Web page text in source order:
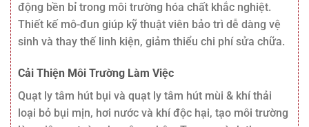
động bền bỉ trong môi trường hóa chất khắc nghiệt.
Thiết kế mô-đun giúp kỹ thuật viên bảo trì dễ dàng vệ
sinh và thay thế linh kiện, giảm thiểu chi phí sửa chữa.
Cải Thiện Môi Trường Làm Việc
Quạt ly tâm hút bụi và quạt ly tâm hút mùi & khí thải
loại bỏ bụi mịn, hơi nước và khí độc hại, tạo môi trường